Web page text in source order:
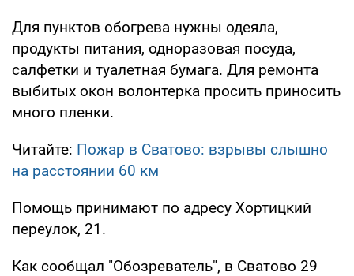
Для пунктов обогрева нужны одеяла,
продукты питания, одноразовая посуда,
салфетки и туалетная бумага. Для ремонта
выбитых окон волонтерка просить приносить
много пленки.
Читайте: Пожар в Сватово: взрывы слышно
на расстоянии 60 км
Помощь принимают по адресу Хортицкий
переулок, 21.
Как сообщал "Обозреватель", в Сватово 29